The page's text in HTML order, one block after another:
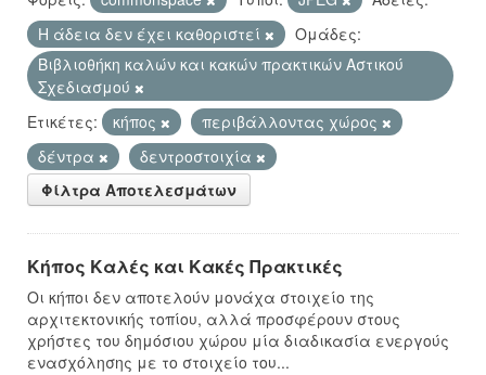
Η άδεια δεν έχει καθοριστεί
Ομάδες:
Βιβλιοθήκη καλών και κακών πρακτικών Αστικού
Σχεδιασμού
Ετικέτες:
κήπος
περιβάλλοντας χώρος
δέντρα
δεντροστοιχία
Φίλτρα Αποτελεσμάτων
Κήπος Καλές και Κακές Πρακτικές
Οι κήποι δεν αποτελούν μονάχα στοιχείο της
αρχιτεκτονικής τοπίου, αλλά προσφέρουν στους
χρήστες του δημόσιου χώρου μία διαδικασία ενεργούς
ενασχόλησης με το στοιχείο του...